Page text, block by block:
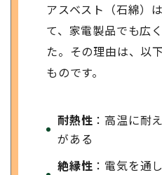
アスベスト（石綿）
て、家電製品でも広
た。その理由は、以
ものです。
耐熱性 ：高温に耐
がある
絶縁性 ：電気を通